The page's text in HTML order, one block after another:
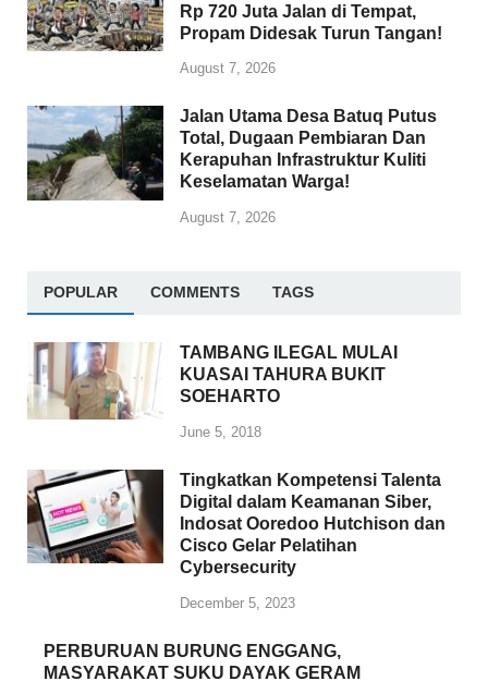
Rp 720 Juta Jalan di Tempat,
Propam Didesak Turun Tangan!
August 7, 2026
Jalan Utama Desa Batuq Putus
Total, Dugaan Pembiaran Dan
Kerapuhan Infrastruktur Kuliti
Keselamatan Warga!
August 7, 2026
POPULAR COMMENTS TAGS
TAMBANG ILEGAL MULAI
KUASAI TAHURA BUKIT
SOEHARTO
June 5, 2018
Tingkatkan Kompetensi Talenta
Digital dalam Keamanan Siber,
Indosat Ooredoo Hutchison dan
Cisco Gelar Pelatihan
Cybersecurity
December 5, 2023
PERBURUAN BURUNG ENGGANG,
MASYARAKAT SUKU DAYAK GERAM